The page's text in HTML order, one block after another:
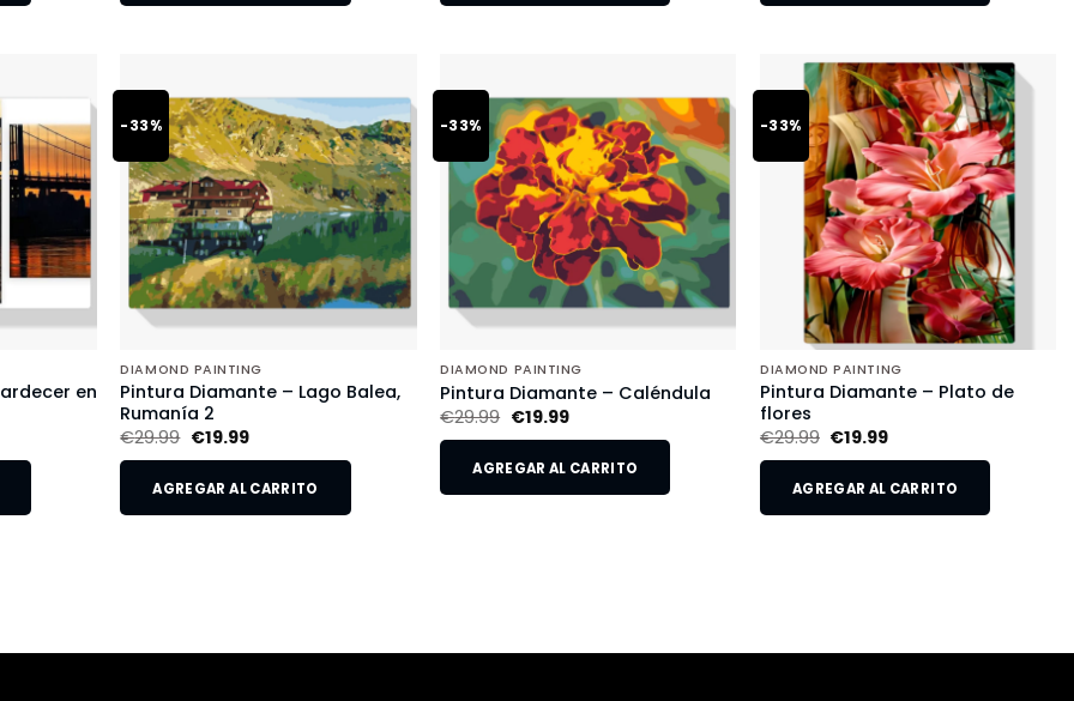
en
-33%
DIAMOND PAINTING
Pintura Diamante – Lago Balea,
Rumanía 2
€29.99 €19.99
AGREGAR AL CARRITO
-33%
DIAMOND PAINTING
Pintura Diamante – Caléndula
€29.99 €19.99
AGREGAR AL CARRITO
-33%
DIAMOND PAINTING
Pintura Diamante – Plato de
flores
€29.99 €19.99
AGREGAR AL CARRITO